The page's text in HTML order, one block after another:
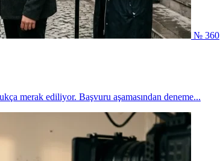
№ 360
merak ediliyor. Başvuru aşamasından deneme...